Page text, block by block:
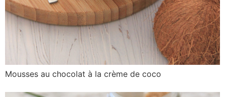
Mousses au chocolat à la crème de coco